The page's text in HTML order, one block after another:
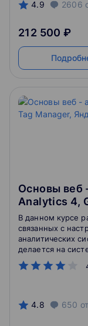
4.9 2606
212 500 ₽
Основы веб
Analytics 4,
Метрика
В данном курсе
связанных с
аналитических
делается на
и
самыми мощными
используют
Яндекс.Метрика.
4.8 650